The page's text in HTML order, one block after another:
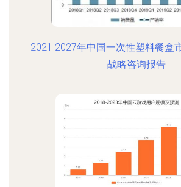
2021 2027年中国一次性塑料餐盒
战略咨询报告